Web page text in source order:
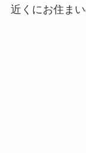
近くにお住ま